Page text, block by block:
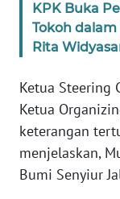
KPK Buka
Tokoh
Rita
Ketua Steering
Ketua
keterangan
menjelaskan,
Bumi Senyiur
WN
SUMUT
JAKARTA
WN
JABAR